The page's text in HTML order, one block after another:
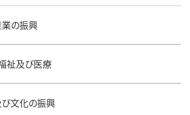
の振興
祉及び医療
文化の振興